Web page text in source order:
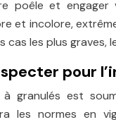
poêle et
et incolore,
les plus graves,
pour
à granulés est
les normes en